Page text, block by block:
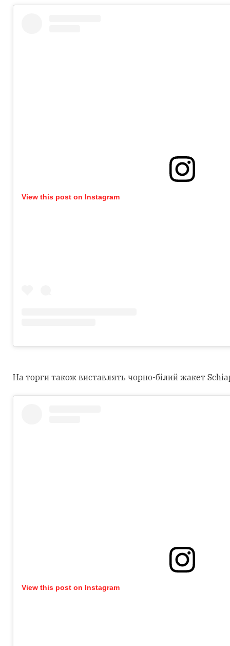
View this post on Instagram
На торги також виставлять чорно-білий жакет
View this post on Instagram